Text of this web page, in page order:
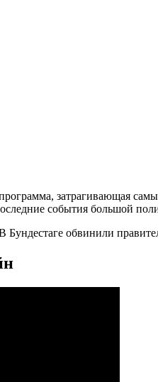
затрагивающая
события большой
обвинили